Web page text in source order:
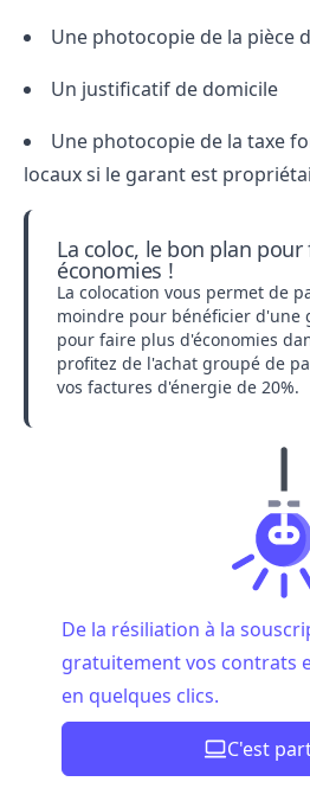
Une photocopie de la pièce
Un justificatif de domicile
Une photocopie de la taxe
locaux si le garant est
La coloc, le bon plan pour
économies !
La colocation vous permet de
moindre pour bénéficier d'une
pour faire plus d'économies
profitez de l'achat groupé de
vos factures d'énergie de 20%.
De la résiliation à la
gratuitement vos contrats
en quelques clics.
C'est